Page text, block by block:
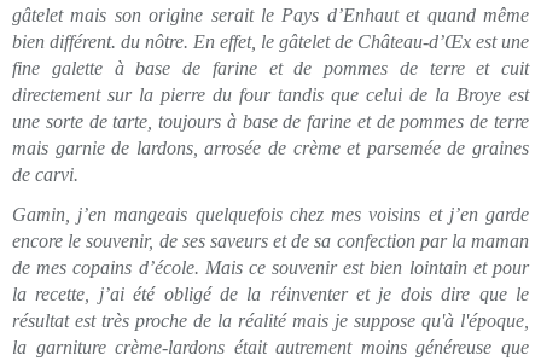
gâtelet mais son origine serait le Pays d’Enhaut et quand même
bien différent. du nôtre. En effet, le gâtelet de Château-d’Œx est une
fine galette à base de farine et de pommes de terre et cuit
directement sur la pierre du four tandis que celui de la Broye est
une sorte de tarte, toujours à base de farine et de pommes de terre
mais garnie de lardons, arrosée de crème et parsemée de graines
de carvi.
Gamin, j’en mangeais quelquefois chez mes voisins et j’en garde
encore le souvenir, de ses saveurs et de sa confection par la maman
de mes copains d’école. Mais ce souvenir est bien lointain et pour
la recette, j’ai été obligé de la réinventer et je dois dire que le
résultat est très proche de la réalité mais je suppose qu'à l'époque,
la garniture crème-lardons était autrement moins généreuse que